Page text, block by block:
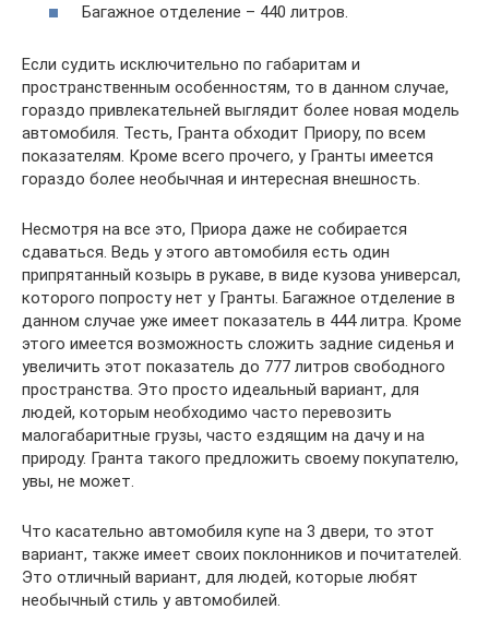
Багажное отделение – 440 литров.
Если судить исключительно по габаритам и
пространственным особенностям, то в данном случае,
гораздо привлекательней выглядит более новая модель
автомобиля. Тесть, Гранта обходит Приору, по всем
показателям. Кроме всего прочего, у Гранты имеется
гораздо более необычная и интересная внешность.
Несмотря на все это, Приора даже не собирается
сдаваться. Ведь у этого автомобиля есть один
припрятанный козырь в рукаве, в виде кузова универсал,
которого попросту нет у Гранты. Багажное отделение в
данном случае уже имеет показатель в 444 литра. Кроме
этого имеется возможность сложить задние сиденья и
увеличить этот показатель до 777 литров свободного
пространства. Это просто идеальный вариант, для
людей, которым необходимо часто перевозить
малогабаритные грузы, часто ездящим на дачу и на
природу. Гранта такого предложить своему покупателю,
увы, не может.
Что касательно автомобиля купе на 3 двери, то этот
вариант, также имеет своих поклонников и почитателей.
Это отличный вариант, для людей, которые любят
необычный стиль у автомобилей.